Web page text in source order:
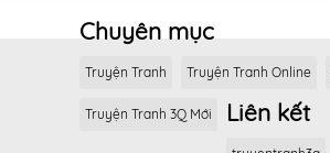
Chuyên mục
Truyện Tranh Truyện Tranh Online
Truyện Tranh 3Q Mới Liên kết